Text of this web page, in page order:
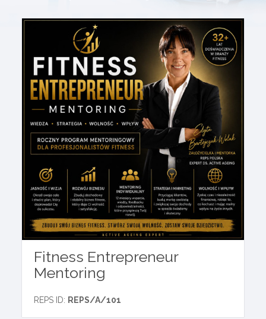
Fitness Entrepreneur
Mentoring
REPS ID: REPS/A/101